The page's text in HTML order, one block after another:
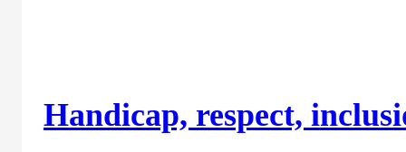
Handicap, respect,